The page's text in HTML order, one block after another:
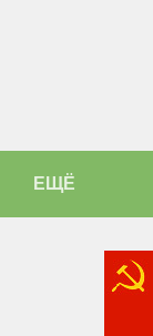
ЕЩЁ